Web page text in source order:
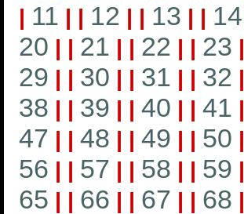
| 11 | | 12 | | 13 | | 14
20 | | 21 | | 22 | | 23 |
29 | | 30 | | 31 | | 32 |
38 | | 39 | | 40 | | 41 |
47 | | 48 | | 49 | | 50 |
56 | | 57 | | 58 | | 59 |
65 | | 66 | | 67 | | 68 |